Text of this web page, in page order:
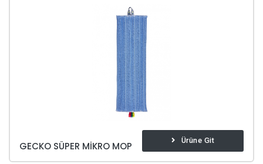
GECKO SÜPER MIKRO MOP Ürüne Git